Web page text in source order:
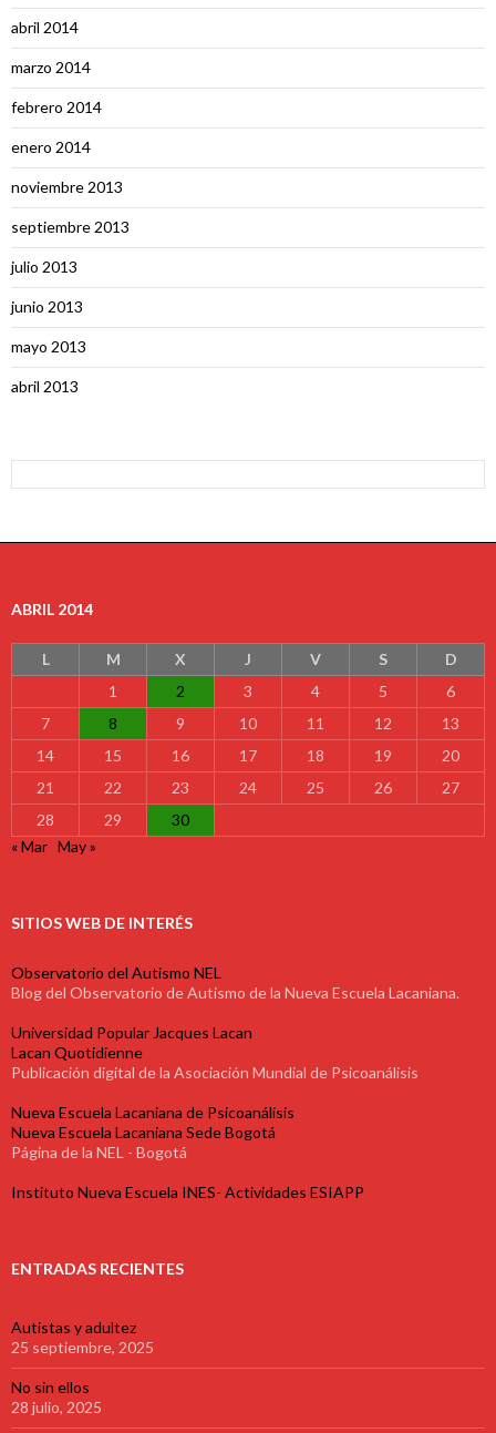
abril 2014
marzo 2014
febrero 2014
enero 2014
noviembre 2013
septiembre 2013
julio 2013
junio 2013
mayo 2013
abril 2013
ABRIL 2014
L M X J V S
D
1
2 3 4 5
6
7
8 9 10 11 12
13
14
15 16 17 18 19
20
21
22 23 24 25 26
27
28
29
30
« Mar May »
SITIOS WEB DE INTERÉS
Observatorio del Autismo NEL
Blog del Observatorio de Autismo de la Nueva Escuela Lacaniana.
Universidad Popular Jacques Lacan
Lacan Quotidienne
Publicación digital de la Asociación Mundial de Psicoanálisis
Nueva Escuela Lacaniana de Psicoanálisis
Nueva Escuela Lacaniana Sede Bogotá
Página de la NEL - Bogotá
Instituto Nueva Escuela INES- Actividades ESIAPP
ENTRADAS RECIENTES
Autistas y adultez
25 septiembre, 2025
No sin ellos
28 julio, 2025